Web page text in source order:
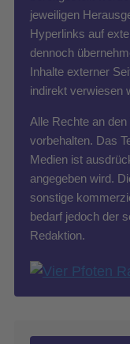
jeweiligen
Hyperlinks auf
dennoch
Inhalte externer
indirekt verwiesen
Alle Rechte an
vorbehalten. Das
Medien ist
angegeben wird.
sonstige
bedarf jedoch der
Redaktion.